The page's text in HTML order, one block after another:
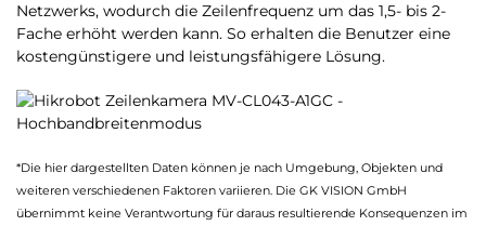
Netzwerks, wodurch die Zeilenfrequenz um das 1,5- bis 2-
Fache erhöht werden kann. So erhalten die Benutzer eine
kostengünstigere und leistungsfähigere Lösung.
*Die hier dargestellten Daten können je nach Umgebung, Objekten und
weiteren verschiedenen Faktoren variieren. Die GK VISION GmbH
übernimmt keine Verantwortung für daraus resultierende Konsequenzen im